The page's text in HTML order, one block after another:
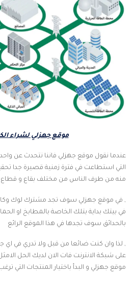
موقع جهزلي لشراء
عندما نقول موقع جهزلي فاننا نتحدث عن
التي استطاعت في فترة زمنية قصيرة جدا
منه من طرف الناس من مختلف بقاع و قطاع
, في موقع جهزلي سوف تجد مشترك لوك وكافة
في بيتك بداية بتلك الخاصة بالمطابخ او
بالحدائق سوف تجدها في هذا الموقع الرائع
, لذا وان كنت ضائعا من قبل ولا تدري في اي
على شبكة الانترنت فات الان لديك الحل
موقع جهزلي و البدأ باختيار المنتجات التي